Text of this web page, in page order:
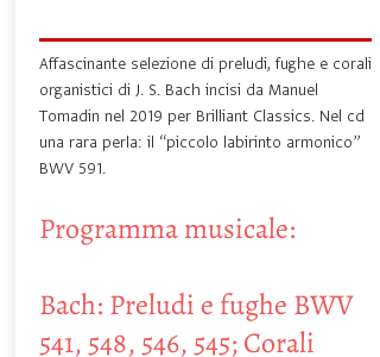
Affascinante selezione di preludi, fughe e corali
organistici di J. S. Bach incisi da Manuel
Tomadin nel 2019 per Brilliant Classics. Nel cd
una rara perla: il “piccolo labirinto armonico”
BWV 591.
Programma musicale:
Bach: Preludi e fughe BWV
541, 548, 546, 545; Corali